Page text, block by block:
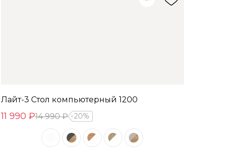
Лайт-3 Стол компьютерный 1200
11 990 ₽14 990 ₽ 20%